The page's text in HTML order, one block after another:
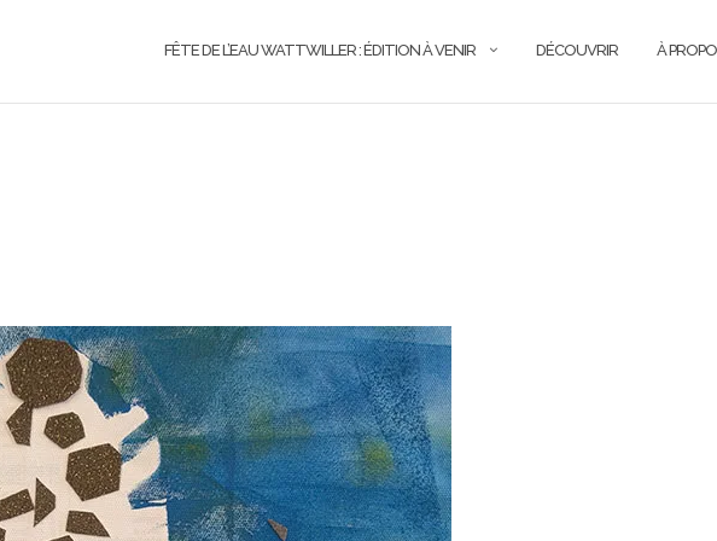
FÊTE DE L’EAU WATTWILLER : ÉDITION À VENIR DÉCOUVRIR À